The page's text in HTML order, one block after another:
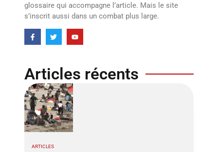
glossaire qui accompagne l’article. Mais le site
s’inscrit aussi dans un combat plus large.
Articles récents
ARTICLES